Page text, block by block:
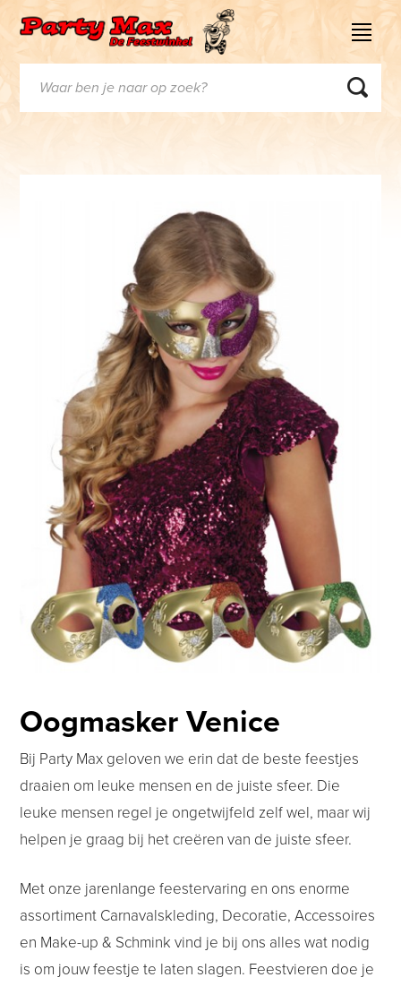
Oogmasker Venice
Bij Party Max geloven we erin dat de beste feestjes
draaien om leuke mensen en de juiste sfeer. Die
leuke mensen regel je ongetwijfeld zelf wel, maar wij
helpen je graag bij het creëren van de juiste sfeer.
Met onze jarenlange feestervaring en ons enorme
assortiment Carnavalskleding, Decoratie, Accessoires
en Make-up & Schmink vind je bij ons alles wat nodig
is om jouw feestje te laten slagen. Feestvieren doe je